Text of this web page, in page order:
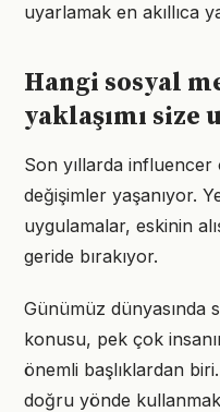
uyarlamak en akıllıca
Hangi sosyal
yaklaşımı size
Son yıllarda influencer
değişimler yaşanıyor.
uygulamalar, eskinin
geride bırakıyor.
Günümüz dünyasında
konusu, pek çok
önemli başlıklardan
doğru yönde kullanmak